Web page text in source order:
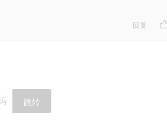
回复
跳转